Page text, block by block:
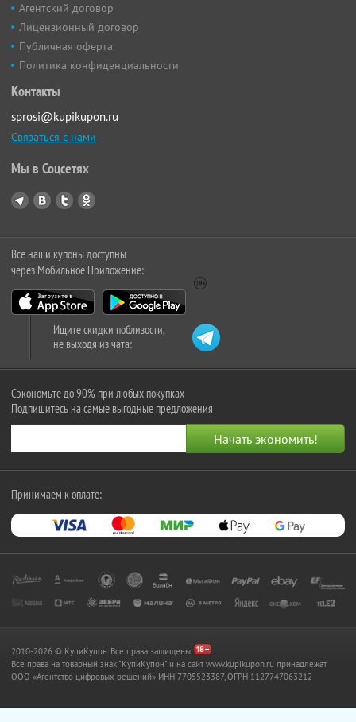
Агентский договор
Лицензионный договор
Публичная оферта
Политика конфиденциальности
Контакты
sprosi@kupikupon.ru
Связаться с нами
Мы в Соцсетях
Все наши купоны доступны
через Мобильное Приложение:
Ищите скидки поблизости,
не выходя из чата:
Сэкономьте до 90% при любых покупках
Подпишитесь на самые выгодные предложения
Принимаем к оплате:
2010-2026 © КупиКупон. Все права защищены.
Все права на товарный знак "КупиКупон" и на сайт www.kupikupon.ru принадлежат
OOO «Агентство цифровых решений» ИНН 7705523387, ОГРН 1127747063212